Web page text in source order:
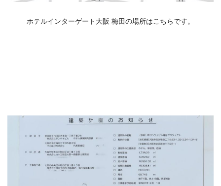
ホテルインターゲート大阪 梅田の場所はこちらです。